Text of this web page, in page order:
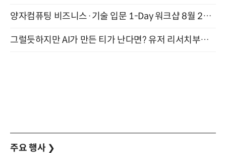
양자컴퓨팅 비즈니스·기술 입문 1-Day 워크샵 8월 28일 개최
그럴듯하지만 AI가 만든 티가 난다면? 유저 리서치부터 배포까지! (9/15)
주요 행사 ❯